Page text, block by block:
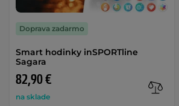
Smart hodinky inSPORTline
Sagara
82,90 €
na sklade
Doprava zadarmo